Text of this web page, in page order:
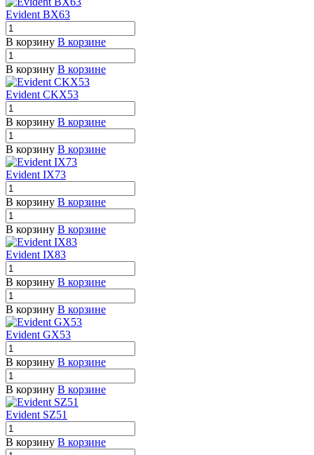
Evident BX63
В корзину В корзине
В корзину В корзине
Evident CKX53
В корзину В корзине
В корзину В корзине
Evident IX73
В корзину В корзине
В корзину В корзине
Evident IX83
В корзину В корзине
В корзину В корзине
Evident GX53
В корзину В корзине
В корзину В корзине
Evident SZ51
В корзину В корзине